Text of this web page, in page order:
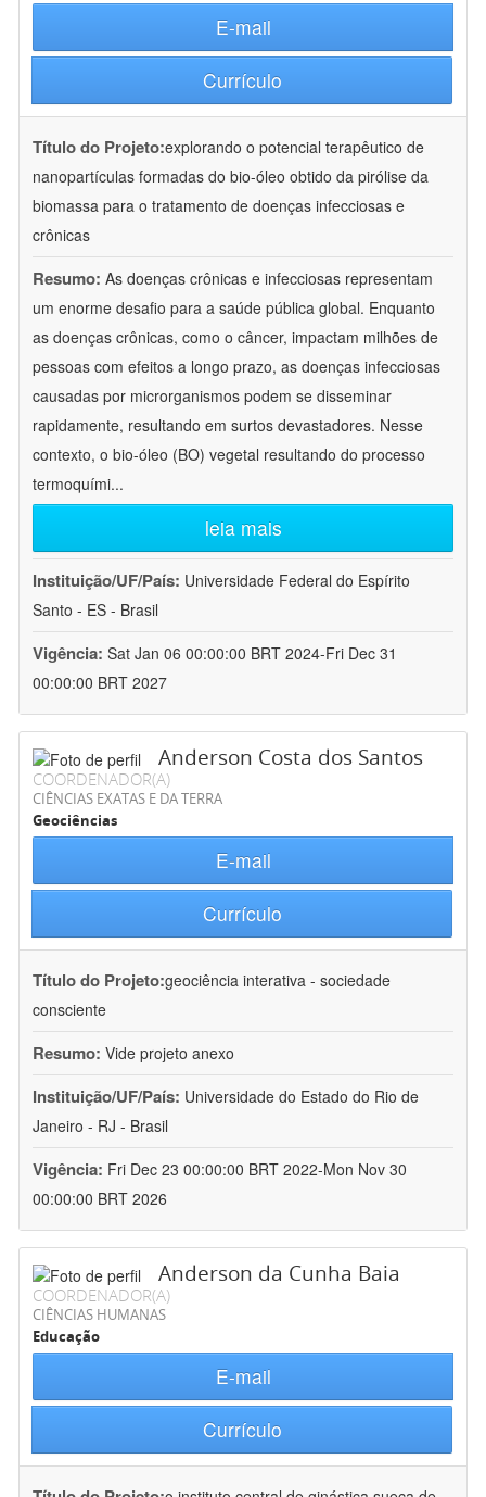
E-mail
Currículo
Título do Projeto:explorando o potencial terapêutico de
nanopartículas formadas do bio-óleo obtido da pirólise da
biomassa para o tratamento de doenças infecciosas e
crônicas
Resumo: As doenças crônicas e infecciosas representam
um enorme desafio para a saúde pública global. Enquanto
as doenças crônicas, como o câncer, impactam milhões de
pessoas com efeitos a longo prazo, as doenças infecciosas
causadas por microrganismos podem se disseminar
rapidamente, resultando em surtos devastadores. Nesse
contexto, o bio-óleo (BO) vegetal resultando do processo
termoquími...
leia mais
Instituição/UF/País: Universidade Federal do Espírito
Santo - ES - Brasil
Vigência: Sat Jan 06 00:00:00 BRT 2024-Fri Dec 31
00:00:00 BRT 2027
Anderson Costa dos Santos
COORDENADOR(A)
CIÊNCIAS EXATAS E DA TERRA
Geociências
E-mail
Currículo
Título do Projeto:geociência interativa - sociedade
consciente
Resumo: Vide projeto anexo
Instituição/UF/País: Universidade do Estado do Rio de
Janeiro - RJ - Brasil
Vigência: Fri Dec 23 00:00:00 BRT 2022-Mon Nov 30
00:00:00 BRT 2026
Anderson da Cunha Baia
COORDENADOR(A)
CIÊNCIAS HUMANAS
Educação
E-mail
Currículo